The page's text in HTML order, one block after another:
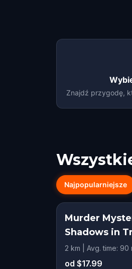
Znajdź przygodę,
Najpopularniejsze
Murder
Shadows in
2 km | Avg. time: 90
od $17.99